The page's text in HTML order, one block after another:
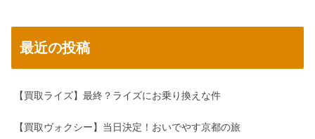
最近の投稿
【買取ライズ】最終？ライズにお乗り換えな件
【買取ヴォクシー】当日決定！おいでやす京都の旅